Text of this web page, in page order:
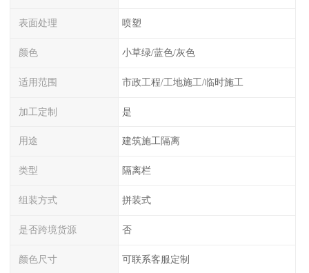
表面处理 喷塑
颜色 小草绿/蓝色/灰色
适用范围 市政工程/工地施工/临时施工
加工定制 是
用途 建筑施工隔离
类型 隔离栏
组装方式 拼装式
是否跨境货源 否
颜色尺寸 可联系客服定制